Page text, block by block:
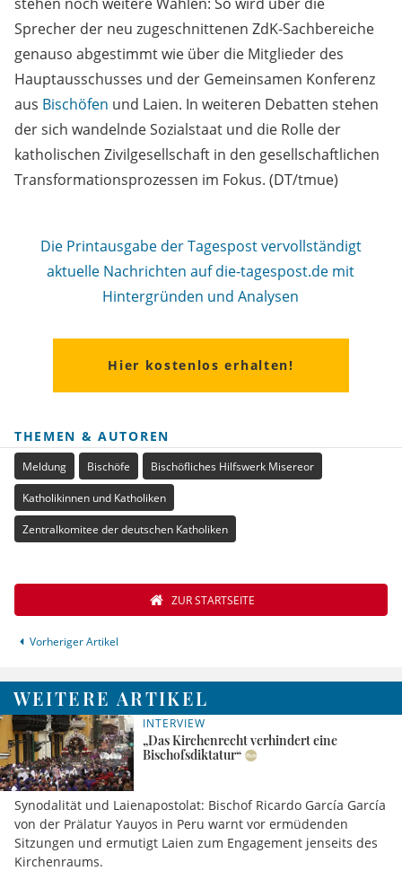
Sprecher der neu zugeschnittenen ZdK-Sachbereiche
genauso abgestimmt wie über die Mitglieder des
Hauptausschusses und der Gemeinsamen Konferenz
aus Bischöfen und Laien. In weiteren Debatten stehen
der sich wandelnde Sozialstaat und die Rolle der
katholischen Zivilgesellschaft in den gesellschaftlichen
Transformationsprozessen im Fokus. (DT/tmue)
Die Printausgabe der Tagespost vervollständigt
aktuelle Nachrichten auf die-tagespost.de mit
Hintergründen und Analysen
Hier kostenlos erhalten!
THEMEN & AUTOREN
Meldung Bischöfe Bischöfliches Hilfswerk Misereor
Katholikinnen und Katholiken
Zentralkomitee der deutschen Katholiken
Vorheriger Artikel
ZUR STARTSEITE
WEITERE ARTIKEL
INTERVIEW
„Das Kirchenrecht verhindert eine
Bischofsdiktatur“
Synodalität und Laienapostolat: Bischof Ricardo García García
von der Prälatur Yauyos in Peru warnt vor ermüdenden
Sitzungen und ermutigt Laien zum Engagement jenseits des
Kirchenraums.